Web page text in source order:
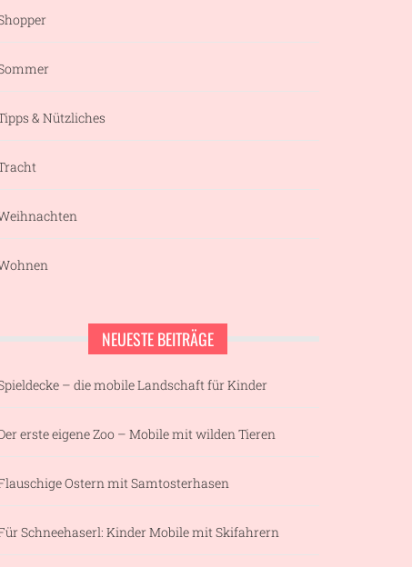
& Nützliches
NEUESTE BEITRÄGE
– die mobile Landschaft für Kinder
erste eigene Zoo – Mobile mit wilden Tieren
Ostern mit Samtosterhasen
Schneehaserl: Kinder Mobile mit Skifahrern